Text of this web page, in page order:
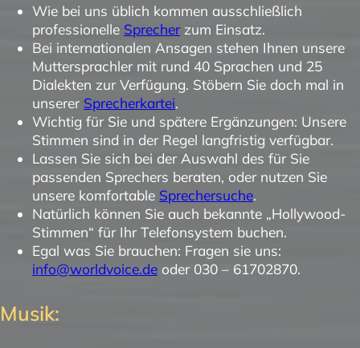
Wie bei uns üblich kommen ausschließlich
professionelle Sprecher zum Einsatz.
Bei internationalen Ansagen stehen Ihnen unsere
Muttersprachler mit rund 40 Sprachen und 25
Dialekten zur Verfügung. Stöbern Sie doch mal in
unserer Sprecherkartei.
Wichtig für Sie und spätere Ergänzungen: Unsere
Stimmen sind in der Regel langfristig verfügbar.
Lassen Sie sich bei der Auswahl des für Sie
passenden Sprechers beraten, oder nutzen Sie
unsere komfortable Sprechersuche.
Natürlich können Sie auch bekannte „Hollywood-
Stimmen“ für Ihr Telefonsystem buchen.
Egal was Sie brauchen: Fragen sie uns:
info@worldvoice.de oder 030 – 61702870.
Musik: